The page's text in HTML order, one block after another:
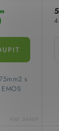
s
Kód: 24669